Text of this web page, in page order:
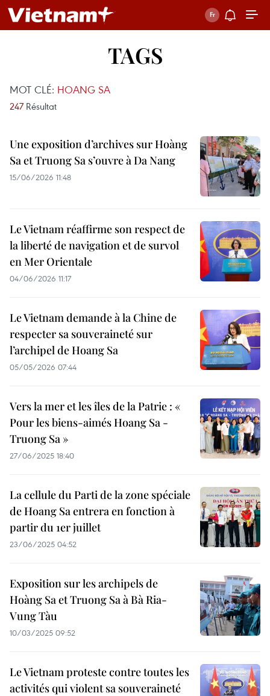
TAGS
MOT CLÉ: HOANG SA
247 Résultat
Une exposition d’archives sur Hoàng
Sa et Truong Sa s’ouvre à Da Nang
15/06/2026 11:48
Le Vietnam réaffirme son respect de
la liberté de navigation et de survol
en Mer Orientale
04/06/2026 11:17
Le Vietnam demande à la Chine de
respecter sa souveraineté sur
l’archipel de Hoang Sa
05/05/2026 07:44
Vers la mer et les îles de la Patrie : «
Pour les biens-aimés Hoang Sa -
Truong Sa »
27/06/2025 18:40
La cellule du Parti de la zone spéciale
de Hoang Sa entrera en fonction à
partir du 1er juillet
23/06/2025 04:52
Exposition sur les archipels de
Hoàng Sa et Truong Sa à Bà Ria-
Vung Tàu
10/03/2025 09:52
Le Vietnam proteste contre toutes les
activités qui violent sa souveraineté